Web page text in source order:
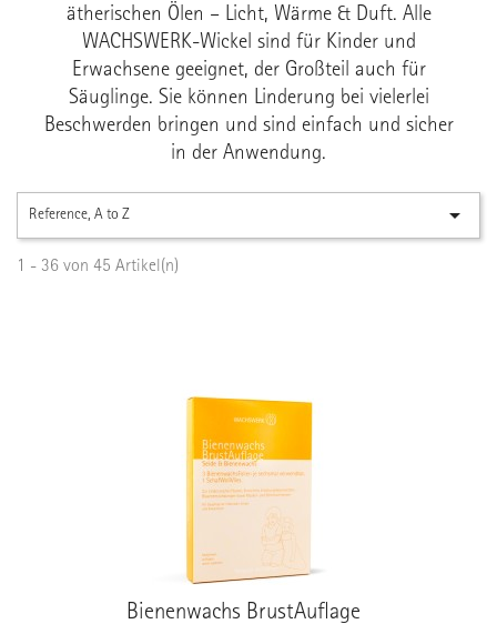
ätherischen Ölen – Licht, Wärme & Duft. Alle
WACHSWERK-Wickel sind für Kinder und
Erwachsene geeignet, der Großteil auch für
Säuglinge. Sie können Linderung bei vielerlei
Beschwerden bringen und sind einfach und sicher
in der Anwendung.
Reference, A to Z 
1 - 36 von 45 Artikel(n)
Bienenwachs BrustAuflage